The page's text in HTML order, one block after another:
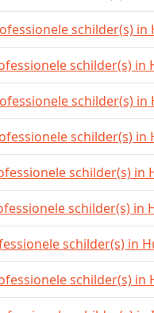
schilder(s) in
schilder(s) in
schilder(s) in
schilder(s) in
schilder(s) in
schilder(s) in
schilder(s) in
schilder(s) in